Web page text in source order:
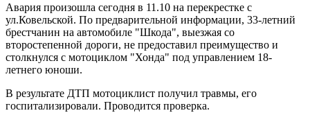
Авария произошла сегодня в 11.10 на перекрестке с
ул.Ковельской. По предварительной информации, 33-летний
брестчанин на автомобиле "Шкода", выезжая со
второстепенной дороги, не предоставил преимущество и
столкнулся с мотоциклом "Хонда" под управлением 18-
летнего юноши.
В результате ДТП мотоциклист получил травмы, его
госпитализировали. Проводится проверка.